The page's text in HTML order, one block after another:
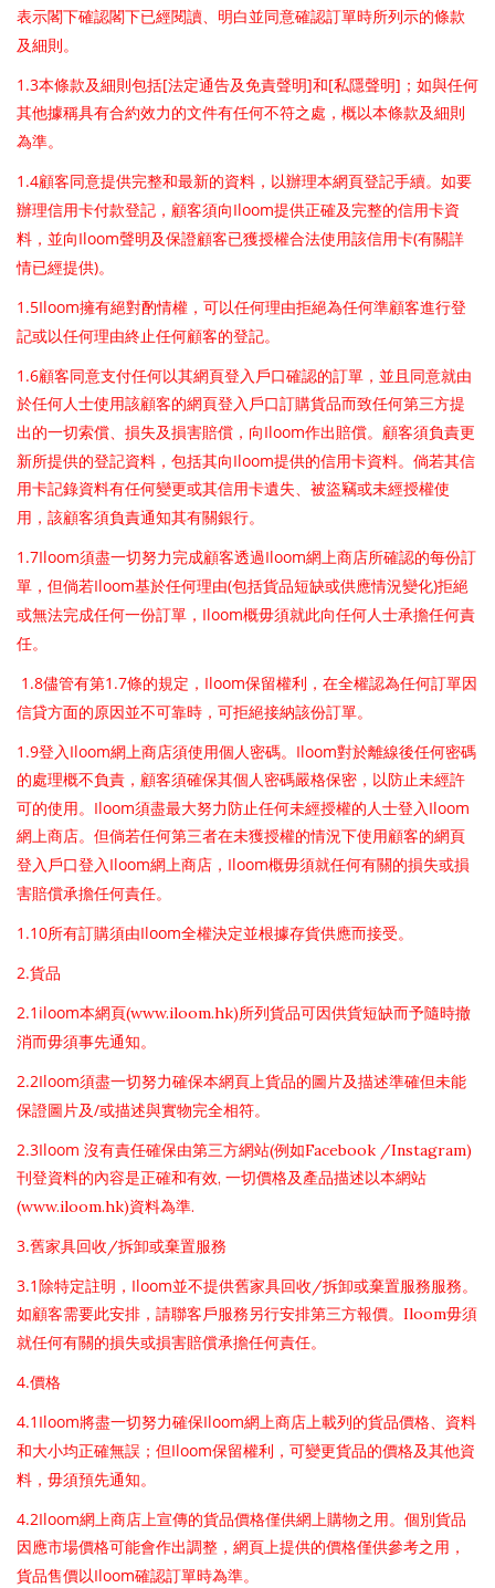
表示閣下確認閣下已經閱讀、明白並同意確認訂單時所列示的條款
及細則。
1.3本條款及細則包括[法定通告及免責聲明]和 [私隱聲明] ；如與任何
其他據稱具有合約效力的文件有任何不符之處，概以本條款及細則
為準。
1.4顧客同意提供完整和最新的資料，以辦理本網頁登記手續。如要
辦理信用卡付款登記，顧客須向 Iloom提供正確及完整的信用卡資
料，並向 Iloom聲明及保證顧客已獲授權合法使用該信用卡(有關詳
情已經提供)。
1.5Iloom擁有絕對酌情權，可以任何理由拒絕為任何準顧客進行登
記或以任何理由終止任何顧客的登記。
1.6顧客同意支付任何以其網頁登入戶口確認的訂單，並且同意就由
於任何人士使用該顧客的網頁登入戶口訂購貨品而致任何第三方提
出的一切索償、損失及損害賠償，向 Iloom作出賠償。顧客須負責更
新所提供的登記資料，包括其向 Iloom提供的信用卡資料。倘若其信
用卡記錄資料有任何變更或其信用卡遺失、被盜竊或未經授權使
用，該顧客須負責通知其有關銀行。
1.7Iloom須盡一切努力完成顧客透過Iloom網上商店所確認的每份訂
單，但倘若Iloom基於任何理由(包括貨品短缺或供應情況變化)拒絕
或無法完成任何一份訂單， Iloom概毋須就此向任何人士承擔任何責
任。
1.8儘管有第1.7條的規定， Iloom保留權利，在全權認為任何訂單因
信貸方面的原因並不可靠時，可拒絕接納該份訂單。
1.9登入 Iloom網上商店須使用個人密碼。 Iloom對於離線後任何密碼
的處理概不負責，顧客須確保其個人密碼嚴格保密，以防止未經許
可的使用。 Iloom須盡最大努力防止任何未經授權的人士登入 Iloom
網上商店。但倘若任何第三者在未獲授權的情況下使用顧客的網頁
登入戶口登入 Iloom網上商店， Iloom概毋須就任何有關的損失或損
害賠償承擔任何責任。
1.10所有訂購須由Iloom全權決定並根據存貨供應而接受。
2.貨品
2.1iloom本網頁(www.iloom.hk)所列貨品可因供貨短缺而予隨時撤
消而毋須事先通知。
2.2Iloom須盡一切努力確保本網頁上貨品的圖片及描述準確但未能
保證圖片及/或描述與實物完全相符。
2.3Iloom 沒有責任確保由第三方網站(例如Facebook /Instagram)
刊登資料的內容是正確和有效, 一切價格及產品描述以本網站
(www.iloom.hk)資料為準.
3.舊家具回收 /拆卸或棄置服務
3.1 除特定註明， Iloom並不提供舊家具回收 /拆卸或棄置服務服務。
如顧客需要此安排，請聯客戶服務另行安排第三方報價。 Iloom毋須
就任何有關的損失或損害賠償承擔任何責任。
4.價格
4.1Iloom將盡一切努力確保Iloom網上商店上載列的貨品價格、資料
和大小均正確無誤；但Iloom保留權利，可變更貨品的價格及其他資
料，毋須預先通知。
4.2Iloom網上商店上宣傳的貨品價格僅供網上購物之用。個別貨品
因應市場價格可能會作出調整，網頁上提供的價格僅供參考之用，
貨品售價以Iloom確認訂單時為準。